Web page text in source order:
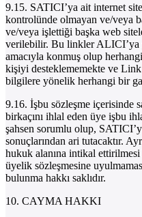
9.15. SATICI’ya ait internet
kontrolünde olmayan ve/veya
ve/veya işlettiği başka web
verilebilir. Bu linkler ALICI’ya
amacıyla konmuş olup
kişiyi desteklememekte ve
bilgilere yönelik herhangi bir
9.16. İşbu sözleşme içerisinde
birkaçını ihlal eden üye işbu
şahsen sorumlu olup,
sonuçlarından ari tutacaktır.
hukuk alanına intikal
üyelik sözleşmesine
bulunma hakkı saklıdır.
10. CAYMA HAKKI